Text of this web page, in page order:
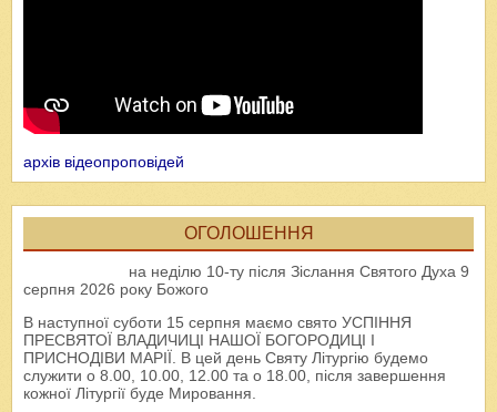
архів відеопроповідей
ОГОЛОШЕННЯ
на неділю 10-ту після Зіслання Святого Духа 9
серпня 2026 року Божого
В наступної суботи 15 серпня маємо свято УСПІННЯ
ПРЕСВЯТОЇ ВЛАДИЧИЦІ НАШОЇ БОГОРОДИЦІ І
ПРИСНОДІВИ МАРІЇ. В цей день Святу Літургію будемо
служити о 8.00, 10.00, 12.00 та о 18.00, після завершення
кожної Літургії буде Мировання.